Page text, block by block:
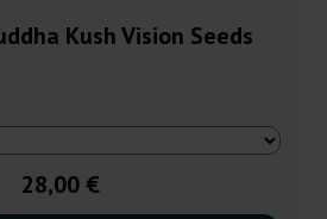
Kush Vision Seeds
28,00 €